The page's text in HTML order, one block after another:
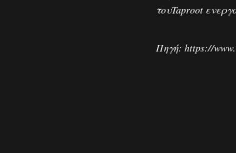
τουTaproot
Πηγή: https://